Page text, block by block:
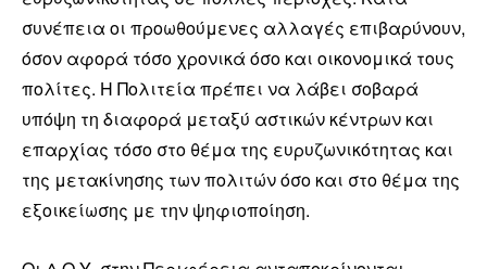
συνέπεια οι προωθούμενες αλλαγές επιβαρύνουν,
όσον αφορά τόσο χρονικά όσο και οικονομικά τους
πολίτες. Η Πολιτεία πρέπει να λάβει σοβαρά
υπόψη τη διαφορά μεταξύ αστικών κέντρων και
επαρχίας τόσο στο θέμα της ευρυζωνικότητας και
της μετακίνησης των πολιτών όσο και στο θέμα της
εξοικείωσης με την ψηφιοποίηση.